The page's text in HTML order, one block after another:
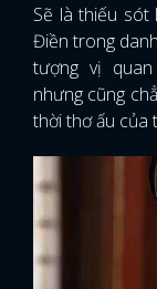
Sẽ là thiếu sót
Điền trong
tượng vị
nhưng cũng
thời thơ ấu của